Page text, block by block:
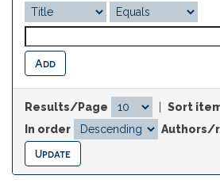
Results/Page
Sort
In order
Authors/